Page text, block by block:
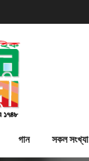
গান সকল সংখ্যা